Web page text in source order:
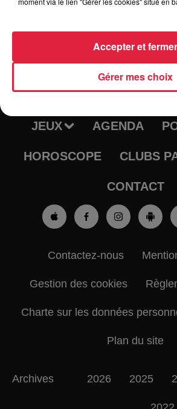
RADIO
TRAQUEURS D'EMPLOI
JEUX AGENDA
HOROSCOPE CLUBS
CONTACT
Contactez-nous
Gestion des cookies
Charte sur les données
Plan du site
Archives 2026 2025
Gérer mes choix
Accepter et fermer